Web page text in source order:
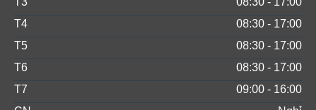
T4
08:30 - 17:00
T5
08:30 - 17:00
T6
08:30 - 17:00
T7
09:00 - 16:00